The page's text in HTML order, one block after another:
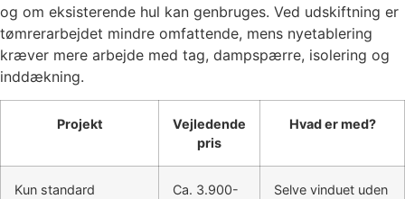
og om eksisterende hul kan genbruges. Ved udskiftning er
tømrerarbejdet mindre omfattende, mens nyetablering
kræver mere arbejde med tag, dampspærre, isolering og
inddækning.
Projekt
Vejledende
pris
Hvad er med?
Kun standard
Ca. 3.900-
Selve vinduet uden